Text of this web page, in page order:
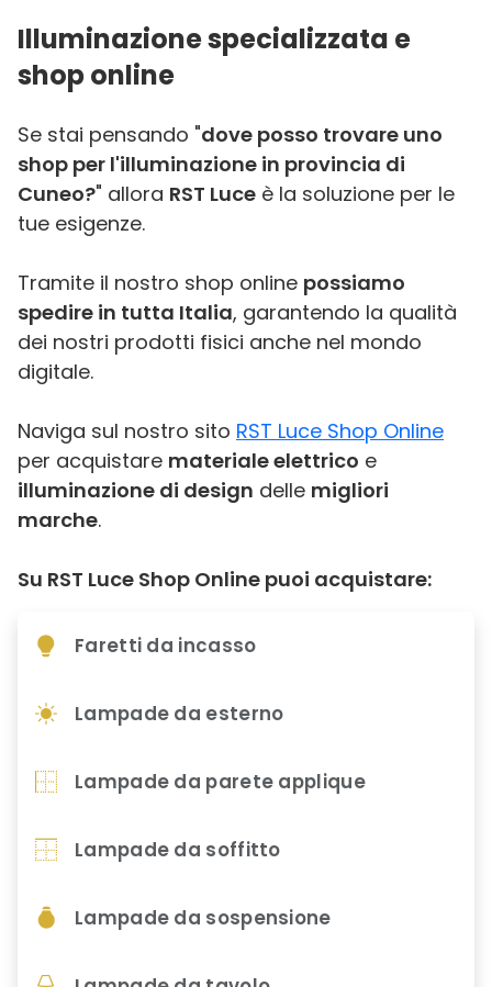
Illuminazione specializzata e
shop online
Se stai pensando "dove posso trovare uno
shop per l'illuminazione in provincia di
Cuneo?" allora RST Luce è la soluzione per le
tue esigenze.
Tramite il nostro shop online possiamo
spedire in tutta Italia, garantendo la qualità
dei nostri prodotti fisici anche nel mondo
digitale.
Naviga sul nostro sito RST Luce Shop Online
per acquistare materiale elettrico e
illuminazione di design delle migliori
marche.
Su RST Luce Shop Online puoi acquistare:
Faretti da incasso
Lampade da esterno
Lampade da parete applique
Lampade da soffitto
Lampade da sospensione